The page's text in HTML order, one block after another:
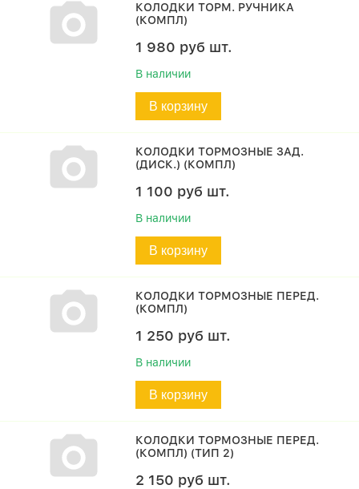
КОЛОДКИ ТОРМ. РУЧНИКА
(КОМПЛ)
1 980 руб шт.
В наличии
В корзину
КОЛОДКИ ТОРМОЗНЫЕ ЗАД.
(ДИСК.) (КОМПЛ)
1 100 руб шт.
В наличии
В корзину
КОЛОДКИ ТОРМОЗНЫЕ ПЕРЕД.
(КОМПЛ)
1 250 руб шт.
В наличии
В корзину
КОЛОДКИ ТОРМОЗНЫЕ ПЕРЕД.
(КОМПЛ) (ТИП 2)
2 150 руб шт.